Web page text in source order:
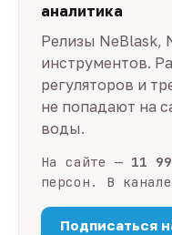
аналитика
Релизы NeBlask,
инструментов.
регуляторов и
не попадают на
воды.
На сайте — 11
персон. В
Подписаться